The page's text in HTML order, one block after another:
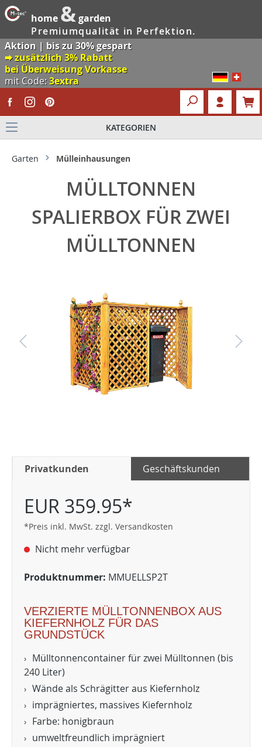
home &garden
Premiumqualität in Perfektion.
Aktion | bis zu 30% gespart
🠮 zusätzlich 3% Rabatt
bei Überweisung Vorkasse
mit Code:3extra
KATEGORIEN
Garten Mülleinhausungen
MÜLLTONNEN
SPALIERBOX FÜR ZWEI
MÜLLTONNEN
Privatkunden Geschäftskunden
EUR 359.95*
*Preis inkl. MwSt. zzgl. Versandkosten
Nicht mehr verfügbar
Produktnummer: MMUELLSP2T
VERZIERTE MÜLLTONNENBOX AUS
KIEFERNHOLZ FÜR DAS
GRUNDSTÜCK
Mülltonnencontainer für zwei Mülltonnen (bis
240 Liter)
Wände als Schrägitter aus Kiefernholz
imprägniertes, massives Kiefernholz
Farbe: honigbraun
umweltfreundlich imprägniert